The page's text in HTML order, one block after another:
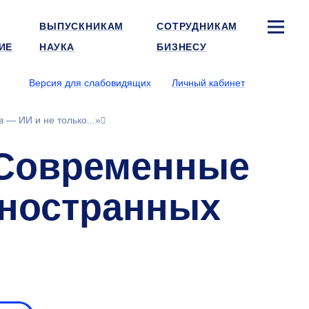
ВЫПУСКНИКАМ
СОТРУДНИКАМ
НАУКА БИЗНЕСУ
Версия для слабовидящих Личный кабинет
— ИИ и не только...»